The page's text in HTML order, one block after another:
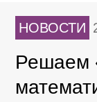
НОВОСТИ
Решаем